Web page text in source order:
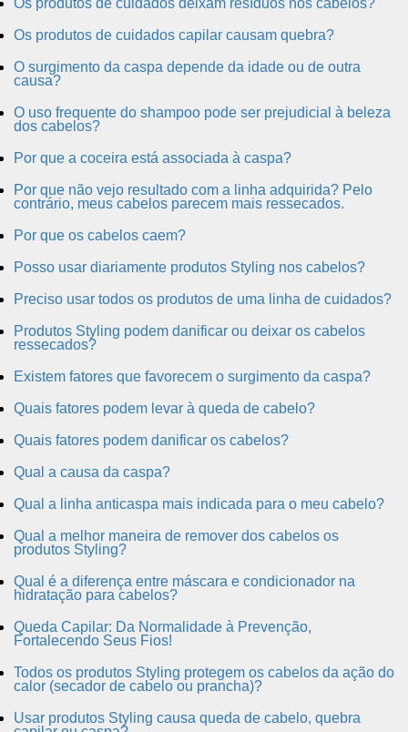
Os produtos de cuidados capilar causam quebra?
O surgimento da caspa depende da idade ou de outra
causa?
O uso frequente do shampoo pode ser prejudicial à beleza
dos cabelos?
Por que a coceira está associada à caspa?
Por que não vejo resultado com a linha adquirida? Pelo
contrário, meus cabelos parecem mais ressecados.
Por que os cabelos caem?
Posso usar diariamente produtos Styling nos cabelos?
Preciso usar todos os produtos de uma linha de cuidados?
Produtos Styling podem danificar ou deixar os cabelos
ressecados?
Existem fatores que favorecem o surgimento da caspa?
Quais fatores podem levar à queda de cabelo?
Quais fatores podem danificar os cabelos?
Qual a causa da caspa?
Qual a linha anticaspa mais indicada para o meu cabelo?
Qual a melhor maneira de remover dos cabelos os
produtos Styling?
Qual é a diferença entre máscara e condicionador na
hidratação para cabelos?
Queda Capilar: Da Normalidade à Prevenção,
Fortalecendo Seus Fios!
Todos os produtos Styling protegem os cabelos da ação do
calor (secador de cabelo ou prancha)?
Usar produtos Styling causa queda de cabelo, quebra